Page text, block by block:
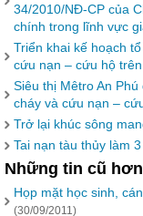
34/2010/NĐ-CP của
chính trong lĩnh vực
Triển khai kế hoạch
cứu nạn – cứu hộ
Siêu thị Mêtro An
cháy và cứu nạn –
Trở lại khúc sông
Tai nạn tàu thủy làm
Những tin cũ hơn
Họp mặt học sinh,
(30/09/2011)